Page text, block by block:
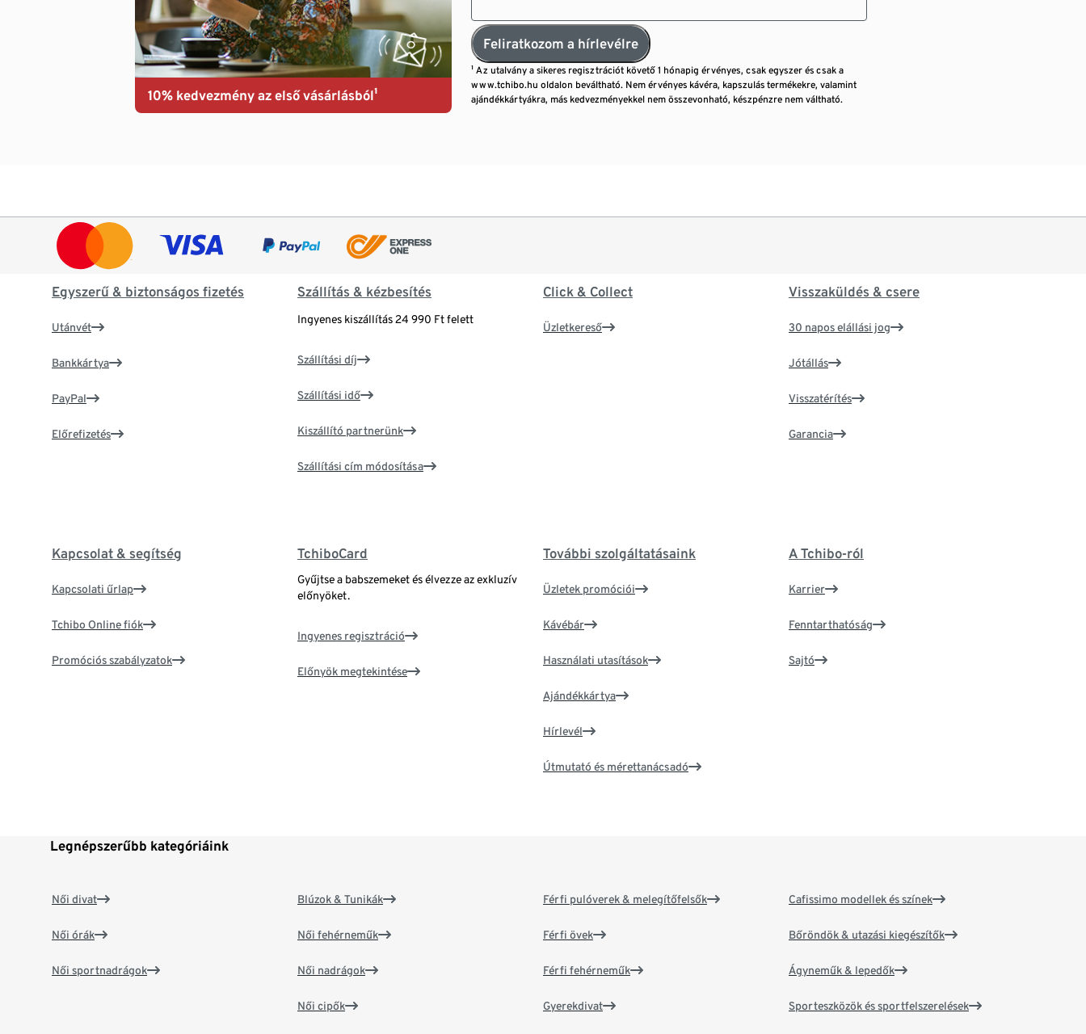
10% kedvezmény az első vásárlásból¹
Feliratkozom a hírlevélre
¹ Az utalvány a sikeres regisztrációt követő 1 hónapig érvényes, csak egyszer és csak a
www.tchibo.hu oldalon beváltható. Nem érvényes kávéra, kapszulás termékekre, valamint
ajándékkártyákra, más kedvezményekkel nem összevonható, készpénzre nem váltható.
Egyszerű & biztonságos fizetés
Utánvét
Bankkártya
PayPal
Előrefizetés
Szállítás & kézbesítés
Ingyenes kiszállítás 24 990 Ft felett
Szállítási díj
Szállítási idő
Kiszállító partnerünk
Szállítási cím módosítása
Click & Collect
Üzletkereső
Visszaküldés & csere
30 napos elállási jog
Jótállás
Visszatérítés
Garancia
Kapcsolat & segítség
Kapcsolati űrlap
Tchibo Online fiók
Promóciós szabályzatok
TchiboCard
Gyűjtse a babszemeket és élvezze az exkluzív
előnyöket.
Ingyenes regisztráció
Előnyök megtekintése
További szolgáltatásaink
Üzletek promóciói
Kávébár
Használati utasítások
Ajándékkártya
Hírlevél
Útmutató és mérettanácsadó
A Tchibo-ról
Karrier
Fenntarthatóság
Sajtó
Legnépszerűbb kategóriáink
Női divat
Női órák
Női sportnadrágok
Blúzok & Tunikák
Női fehérneműk
Női nadrágok
Női cipők
Férfi pulóverek & melegítőfelsők
Férfi övek
Férfi fehérneműk
Gyerekdivat
Cafissimo modellek és színek
Bőröndök & utazási kiegészítők
Ágyneműk & lepedők
Sporteszközök és sportfelszerelések